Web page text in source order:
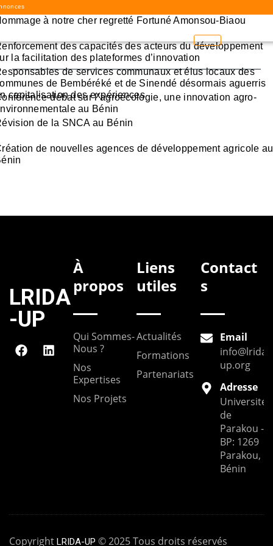
à notre cher regretté Fortuné Amonsou-Biaou
des capacités des acteurs du développement
la facilitation des plateformes d’innovation
de services communaux et élus locaux des
de Bembéréké et de Sinendé désormais aguerris
capitalisation des expériences
débat sur l’agroécologie, une innovation agro-
au Bénin
de la SNCA au Bénin
de nouvelles agences de développement agricole au
LRIDA
-UP
À
propos
Qui Sommes-
Nous ?
Nos
Expertises
Nos Projets
Liens
utiles
Actualités
Formations
Partenariats
Contact
s
Email
info@lrida-
up.org
Adresse
Université
de
Parakou --
BP: 1269
Parakou,
Bénin
Copyright LRIDA-UP © 2025 Tous droits réservés